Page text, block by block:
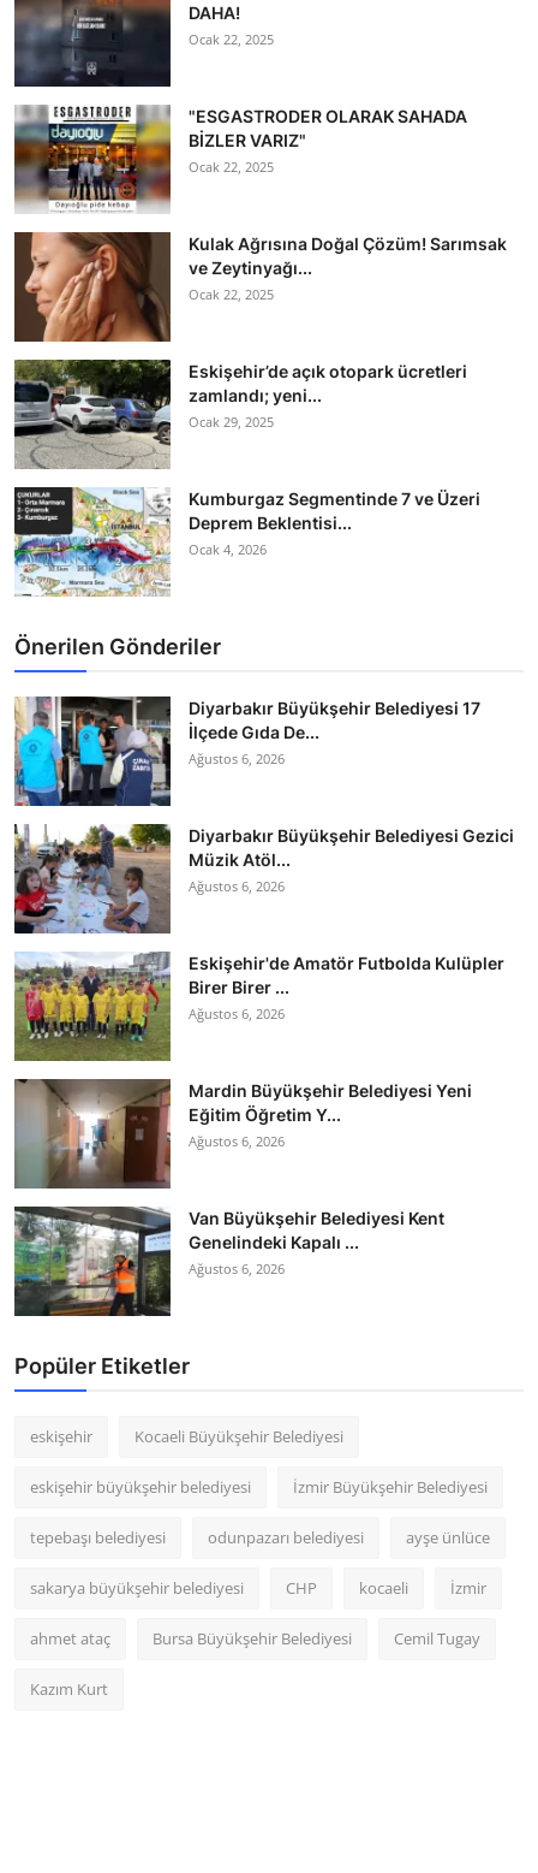
DAHA!
Ocak 22, 2025
"ESGASTRODER OLARAK SAHADA
BİZLER VARIZ"
Ocak 22, 2025
Kulak Ağrısına Doğal Çözüm! Sarımsak
ve Zeytinyağı...
Ocak 22, 2025
Eskişehir’de açık otopark ücretleri
zamlandı; yeni...
Ocak 29, 2025
Kumburgaz Segmentinde 7 ve Üzeri
Deprem Beklentisi...
Ocak 4, 2026
Önerilen Gönderiler
Diyarbakır Büyükşehir Belediyesi 17
İlçede Gıda De...
Ağustos 6, 2026
Diyarbakır Büyükşehir Belediyesi Gezici
Müzik Atöl...
Ağustos 6, 2026
Eskişehir'de Amatör Futbolda Kulüpler
Birer Birer ...
Ağustos 6, 2026
Mardin Büyükşehir Belediyesi Yeni
Eğitim Öğretim Y...
Ağustos 6, 2026
Van Büyükşehir Belediyesi Kent
Genelindeki Kapalı ...
Ağustos 6, 2026
Popüler Etiketler
eskişehir Kocaeli Büyükşehir Belediyesi
eskişehir büyükşehir belediyesi İzmir Büyükşehir Belediyesi
tepebaşı belediyesi odunpazarı belediyesi ayşe ünlüce
sakarya büyükşehir belediyesi CHP kocaeli İzmir
ahmet ataç Bursa Büyükşehir Belediyesi Cemil Tugay
Kazım Kurt